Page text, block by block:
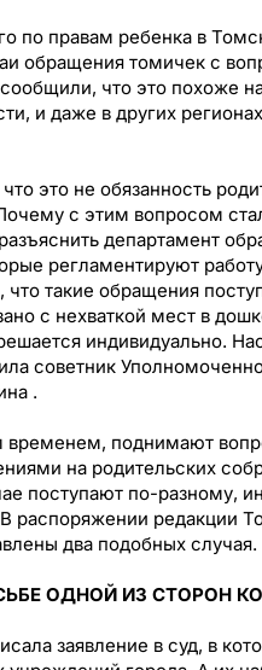
по правам ребенка в
обращения томичек с
что это похоже
и даже в других
это не обязанность
с этим вопросом
департамент
регламентируют
такие обращения
с нехваткой мест в
индивидуально.
советник
.
поднимают
на родительских
поступают по-разному,
распоряжении редакции
два подобных случая.
ОДНОЙ ИЗ СТОРОН
заявление в суд, в